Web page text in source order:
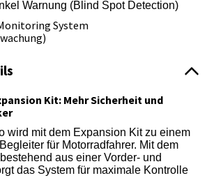
Warnung (Blind Spot Detection)
System
Kit: Mehr Sicherheit und
wird mit dem Expansion Kit zu einem
für Motorradfahrer. Mit dem
aus einer Vorder- und
das System für maximale Kontrolle